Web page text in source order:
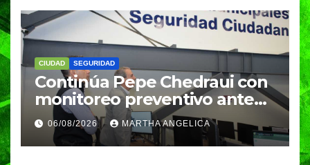
CIUDAD SEGURIDAD
Continúa Pepe Chedraui con
monitoreo preventivo ante
temporada de lluvias desde
la DGERI
06/08/2026 MARTHA ANGELICA